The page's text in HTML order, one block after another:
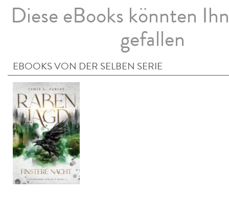
Diese eBooks könnten
gefallen
EBOOKS VON DER SELBEN SERIE